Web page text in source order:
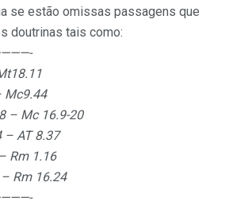
se estão omissas passagens que
doutrinas tais como:
Mc9.44
– Mc 16.9-20
– AT 8.37
Rm 1.16
Rm 16.24